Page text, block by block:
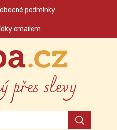
podmínky
emailem
přes slevy